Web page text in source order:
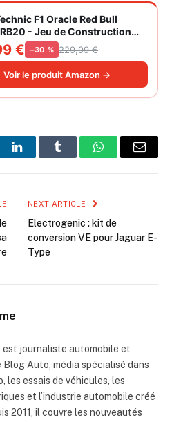
F1 Oracle Red Bull
- Jeu de Construction
pour Adulte - Inclut Un
et Une boîte de Vitesses -
pour passionnés de
1 42206
€ −30 % 229,99 €
Voir le produit Amazon →
LinkedInTumblr WhatsAppEmail
NEXT ARTICLE
Electrogenic : kit de
conversion VE pour Jaguar E-
Type
est journaliste automobile et
Blog Auto, média spécialisé dans
les essais de véhicules, les
et l’industrie automobile créé
2011, il couvre les nouveautés